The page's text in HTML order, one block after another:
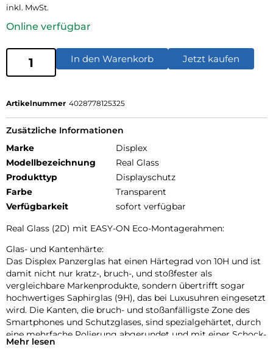
inkl. MwSt.
Online verfügbar
In den Warenkorb Jetzt kaufen
Artikelnummer 4028778125325
Zusätzliche Informationen
Marke
Displex
Modellbezeichnung
Real Glass
Produkttyp
Displayschutz
Farbe
Transparent
Verfügbarkeit
sofort verfügbar
Real Glass (2D) mit EASY-ON Eco-Montagerahmen:
Glas- und Kantenhärte:
Das Displex Panzerglas hat einen Härtegrad von 10H und ist
damit nicht nur kratz-, bruch-, und stoßfester als
vergleichbare Markenprodukte, sondern übertrifft sogar
hochwertiges Saphirglas (9H), das bei Luxusuhren eingesetzt
wird. Die Kanten, die bruch- und stoßanfälligste Zone des
Smartphones und Schutzglases, sind spezialgehärtet, durch
eine mehrfache Polierung abgerundet und mit einer Schock-
absorbierenden Kante (bei Full Cover Schutzgläsern)
Mehr lesen